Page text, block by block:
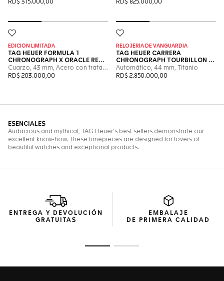
ENTREGA Y DEVOLUCIÓN
GRATUITAS
EMBALAJE
DE PRIMERA CALIDAD